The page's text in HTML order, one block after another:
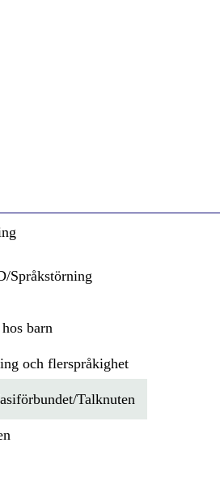
Språkstörning
barn
och flerspråkighet
Talknuten